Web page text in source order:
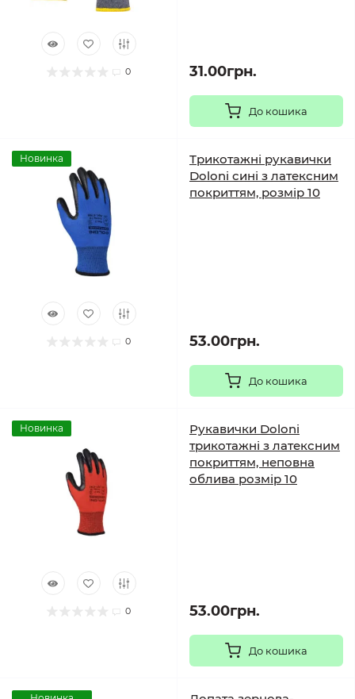
0 31.00грн.
До кошика
Новинка
0
Трикотажні рукавички
Doloni сині з латексним
покриттям, розмір 10
53.00грн.
До кошика
Новинка
0
Рукавички Doloni
трикотажні з латексним
покриттям, неповна
облива розмір 10
53.00грн.
До кошика